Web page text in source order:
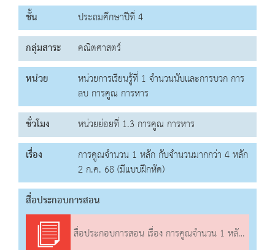
ชั้น
ประถมศึกษาปีที่ 4
กลุ่มสาระ
คณิตศาสตร์
หน่วย
หน่วยการเรียนรู้ที่ 1 จำนวนนับและการบวก การ
ลบ การคูณ การหาร
ชั่วโมง
หน่วยย่อยที่ 1.3 การคูณ การหาร
เรื่อง
การคูณจำนวน 1 หลัก กับจำนวนมากกว่า 4 หลัก
2 ก.ค. 68 (มีแบบฝึกหัด)
สื่อประกอบการสอน
สื่อประกอบการสอน เรื่อง การคูณจำนวน 1 หลัก กับจำนวนมากกว่า 4 หลัก